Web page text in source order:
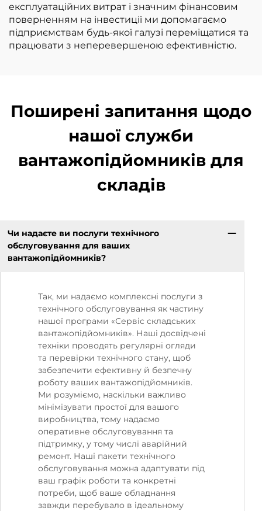
експлуатаційних витрат і значним фінансовим
поверненням на інвестиції ми допомагаємо
підприємствам будь-якої галузі переміщатися та
працювати з неперевершеною ефективністю.
Поширені запитання щодо
нашої служби
вантажопідйомників для
складів
Чи надаєте ви послуги технічного
обслуговування для ваших
вантажопідйомників?
Так, ми надаємо комплексні послуги з
технічного обслуговування як частину
нашої програми «Сервіс складських
вантажопідйомників». Наші досвідчені
техніки проводять регулярні огляди
та перевірки технічного стану, щоб
забезпечити ефективну й безпечну
роботу ваших вантажопідйомників.
Ми розуміємо, наскільки важливо
мінімізувати простої для вашого
виробництва, тому надаємо
оперативне обслуговування та
підтримку, у тому числі аварійний
ремонт. Наші пакети технічного
обслуговування можна адаптувати під
ваш графік роботи та конкретні
потреби, щоб ваше обладнання
завжди перебувало в ідеальному